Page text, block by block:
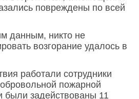
повреждены по всей
данным, никто не
возгорание удалось в
работали сотрудники
пожарной
были задействованы 11